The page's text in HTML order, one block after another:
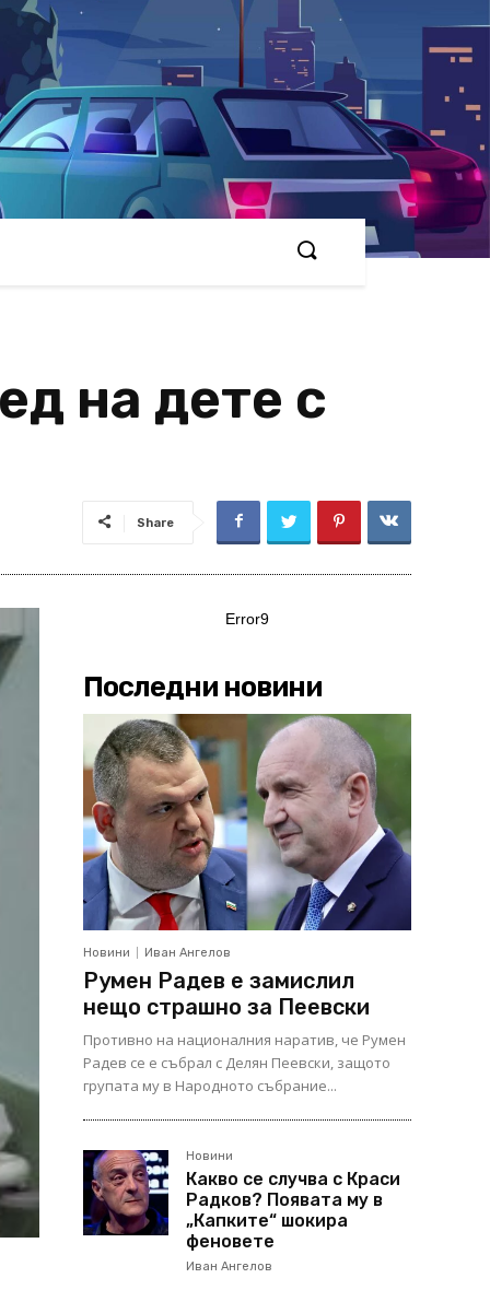
на дете с
Share
Error9
Последни новини
Новини Иван Ангелов
Румен Радев е замислил
нещо страшно за Пеевски
Противно на националния наратив, че Румен
Радев се е събрал с Делян Пеевски, защото
групата му в Народното събрание...
Новини
Какво се случва с Краси
Радков? Появата му в
„Капките“ шокира
феновете
Иван Ангелов